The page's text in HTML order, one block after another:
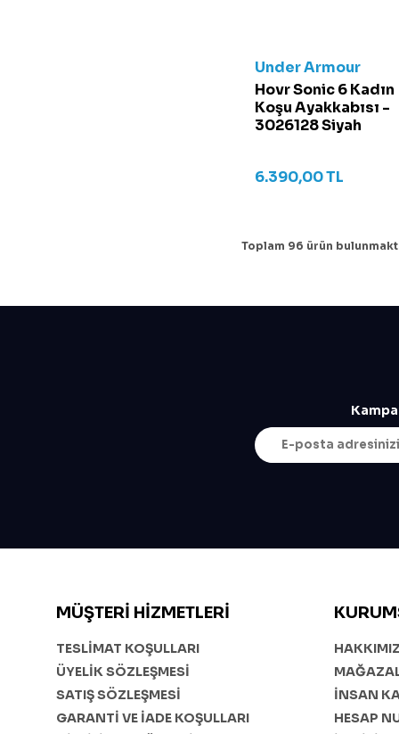
Under Armour
Hovr Sonic 6 Kadın
Koşu Ayakkabısı -
3026128 Siyah
6.390,00TL
Toplam 96 ürün
MÜŞTERI HIZMETLERI
TESLİMAT KOŞULLARI
ÜYELİK SÖZLEŞMESİ
SATIŞ SÖZLEŞMESİ
GARANTİ VE İADE KOŞULLARI
İNSAN
HESAP